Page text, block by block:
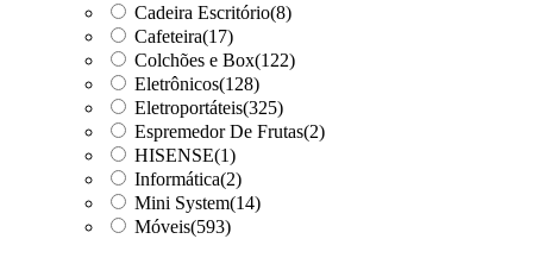
Cadeira Escritório(8)
Cafeteira(17)
Colchões e Box(122)
Eletrônicos(128)
Eletroportáteis(325)
Espremedor De Frutas(2)
HISENSE(1)
Informática(2)
Mini System(14)
Móveis(593)